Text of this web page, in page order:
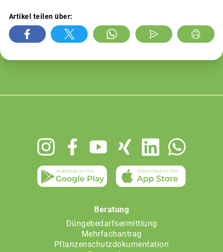
Artikel teilen über:
Beratung
Düngebedarfsermittlung
Mehrfachantrag
Pflanzenschutzdokumentation